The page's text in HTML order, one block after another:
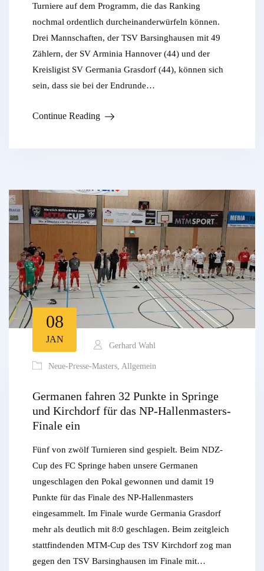
Turniere auf dem Programm, die das Ranking
nochmal ordentlich durcheinanderwürfeln können.
Drei Mannschaften, der TSV Barsinghausen mit 49
Zählern, der SV Arminia Hannover (44) und der
Kreisligist SV Germania Grasdorf (44), können sich
sein, dass sie bei der Endrunde…
Continue Reading
08
JAN
Gerhard Wahl
Neue-Presse-Masters Allgemein
Germanen fahren 32 Punkte in Springe
und Kirchdorf für das NP-Hallenmasters-
Finale ein
Fünf von zwölf Turnieren sind gespielt. Beim NDZ-
Cup des FC Springe haben unsere Germanen
ungeschlagen den Pokal gewonnen und damit 19
Punkte für das Finale des NP-Hallenmasters
eingesammelt. Im Finale wurde Germania Grasdorf
mehr als deutlich mit 8:0 geschlagen. Beim zeitgleich
stattfindenden MTM-Cup des TSV Kirchdorf zog man
gegen den TSV Barsinghausen im Finale mit…